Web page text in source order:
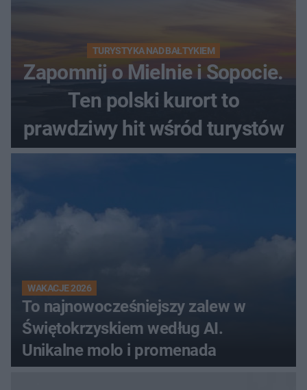
TURYSTYKA NAD BAŁTYKIEM
Zapomnij o Mielnie i Sopocie.
Ten polski kurort to
prawdziwy hit wśród turystów
WAKACJE 2026
To najnowocześniejszy zalew w
Świętokrzyskiem według AI.
Unikalne molo i promenada